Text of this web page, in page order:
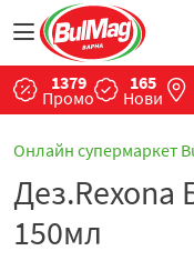
1379
Промо
165
Нови
Онлайн супермаркет
Дез.Rexona
150мл